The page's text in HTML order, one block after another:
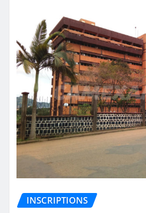
INSCRIPTIONS